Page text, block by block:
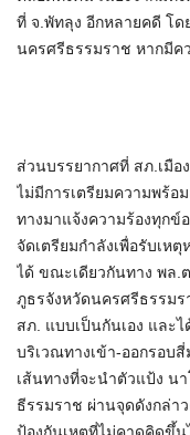
ที่ จ.พัทลุง อีกหลายคดี โด
นครศรีธรรมราช หากมีค
ส่วนบรรยากาศที่ สภ.เมือ
ไม่มีการเตรียมความพร้อ
ทางมาแจ้งความร้องทุกข์
จัดเตรียมกำลังเพื่อรับเห
ได้ ขณะเดียวกันทาง พล.
ภูธรจังหวัดนครศรีธรรมร
สภ. แบบเป็นกันเอง และ
บริเวณทางเข้า-ออกรอบ
เส้นทางที่จะนำตัวแป้ง น
ธีรรมราช ผ่านจุดดังกล่า